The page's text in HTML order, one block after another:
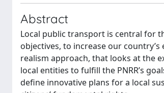
Abstract
Local public transport is central for
objectives, to increase our
realism approach, that looks at the
local entities to fulfill the PNRR’s
define innovative plans for a local